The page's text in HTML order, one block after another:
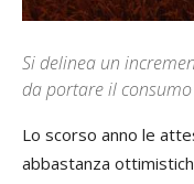
Si delinea un
da portare il
Lo scorso anno le
abbastanza